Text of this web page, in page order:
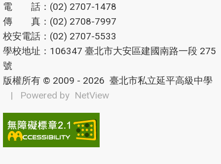
電 話：(02) 2707-1478
傳 真：(02) 2708-7997
校安電話：(02) 2707-5533
學校地址：106347 臺北市大安區建國南路一段 275
號
版權所有 © 2009 - 2026 臺北市私立延平高級中學
| Powered by NetView